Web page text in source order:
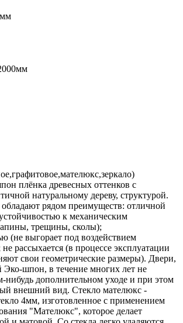
плёнка древесных оттенков с
натуральному дереву, структурой.
рядом преимуществ: отличной
к механическим
трещины, сколы);
(не выгорает под воздействием
рассыхается (в процессе эксплуатации
свои геометрические размеры). Двери,
шпон, в течение многих лет не
нибудь дополнительном уходе и при этом
внешний вид. Стекло мателюкс -
4мм, изготовленное с применением
"Мателюкс", которое делает